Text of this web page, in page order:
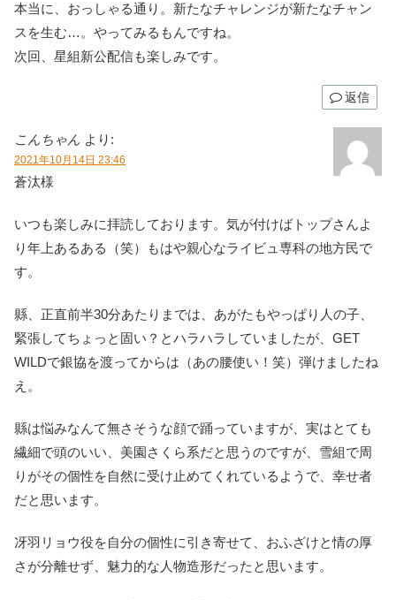
本当に、おっしゃる通り。新たなチャレンジが新たなチャン
スを生む…。やってみるもんですね。
次回、星組新公配信も楽しみです。
返信
こんちゃん より:
2021年10月14日 23:46
蒼汰様
いつも楽しみに拝読しております。気が付けばトップさんよ
り年上あるある（笑）もはや親心なライビュ専科の地方民で
す。
縣、正直前半30分あたりまでは、あがたもやっぱり人の子、
緊張してちょっと固い？とハラハラしていましたが、GET
WILDで銀協を渡ってからは（あの腰使い！笑）弾けましたね
え。
縣は悩みなんて無さそうな顔で踊っていますが、実はとても
繊細で頭のいい、美園さくら系だと思うのですが、雪組で周
りがその個性を自然に受け止めてくれているようで、幸せ者
だと思います。
冴羽リョウ役を自分の個性に引き寄せて、おふざけと情の厚
さが分離せず、魅力的な人物造形だったと思います。